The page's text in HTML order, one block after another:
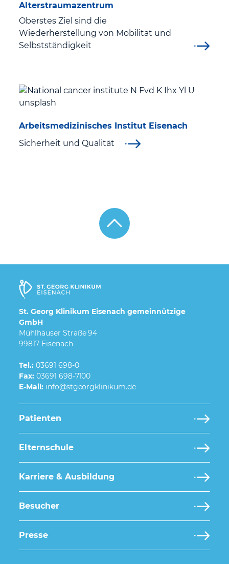
Alterstraumazentrum
Oberstes Ziel sind die
Wiederherstellung von Mobilität und
Selbstständigkeit
Arbeitsmedizinisches Institut Eisenach
Sicherheit und Qualität
St. Georg Klinikum Eisenach gemeinnützige
GmbH
Mühlhäuser Straße 94
99817 Eisenach
Tel.: 03691 698-0
Fax: 03691 698-7100
E-Mail:
Patienten
Elternschule
Karriere & Ausbildung
Besucher
Presse